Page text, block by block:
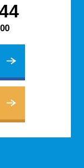
などにも活躍
、通常のスマ
レンタルする
ンタルスマホ
用まで、お客
きるデッセの